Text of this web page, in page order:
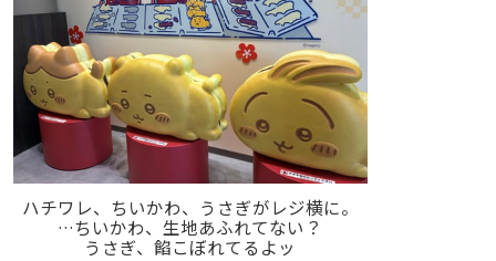
ハチワレ、ちいかわ、うさぎがレジ横に。
…ちいかわ、生地あふれてない？
うさぎ、餡こぼれてるよッ